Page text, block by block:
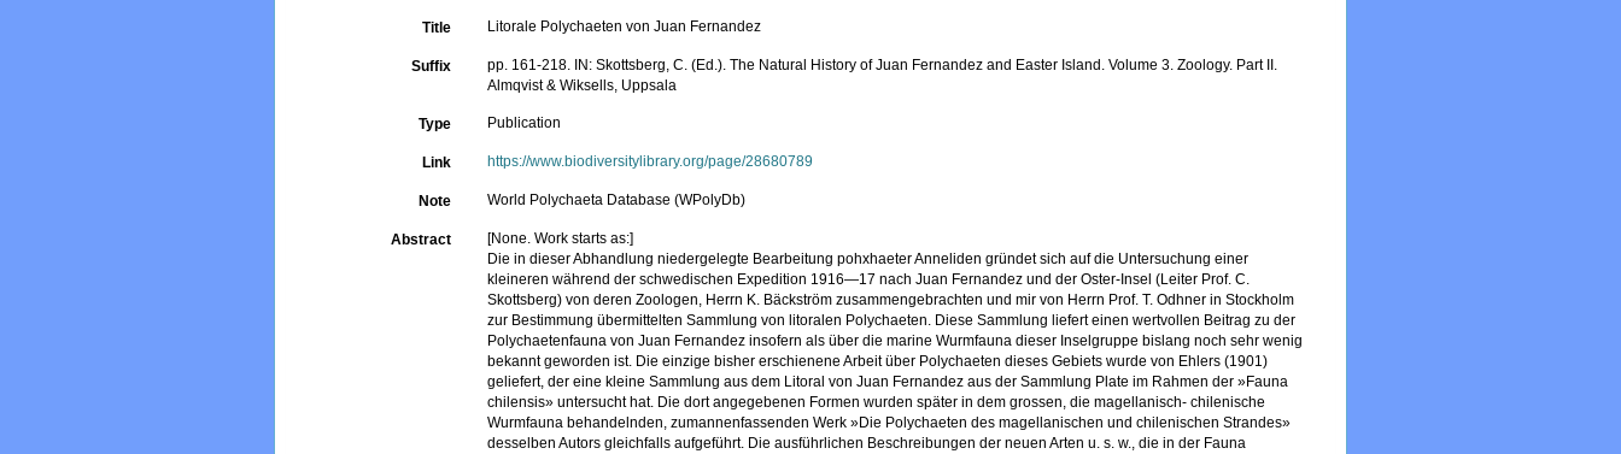
Title Litorale Polychaeten von Juan Fernandez
Suffix
pp. 161-218. IN: Skottsberg, C. (Ed.). The Natural History of Juan Fernandez and Easter Island. Volume 3. Zoology. Part II.
Almqvist & Wiksells, Uppsala
Type Publication
Link https://www.biodiversitylibrary.org/page/28680789
Note World Polychaeta Database (WPolyDb)
Abstract
[None. Work starts as:]
Die in dieser Abhandlung niedergelegte Bearbeitung pohxhaeter Anneliden gründet sich auf die Untersuchung einer
kleineren während der schwedischen Expedition 1916—17 nach Juan Fernandez und der Oster-Insel (Leiter Prof. C.
Skottsberg) von deren Zoologen, Herrn K. Bäckström zusammengebrachten und mir von Herrn Prof. T. Odhner in Stockholm
zur Bestimmung übermittelten Sammlung von litoralen Polychaeten. Diese Sammlung liefert einen wertvollen Beitrag zu der
Polychaetenfauna von Juan Fernandez insofern als über die marine Wurmfauna dieser Inselgruppe bislang noch sehr wenig
bekannt geworden ist. Die einzige bisher erschienene Arbeit über Polychaeten dieses Gebiets wurde von Ehlers (1901)
geliefert, der eine kleine Sammlung aus dem Litoral von Juan Fernandez aus der Sammlung Plate im Rahmen der »Fauna
chilensis» untersucht hat. Die dort angegebenen Formen wurden später in dem grossen, die magellanisch- chilenische
Wurmfauna behandelnden, zumannenfassenden Werk »Die Polychaeten des magellanischen und chilenischen Strandes»
desselben Autors gleichfalls aufgeführt. Die ausführlichen Beschreibungen der neuen Arten u. s. w., die in der Fauna